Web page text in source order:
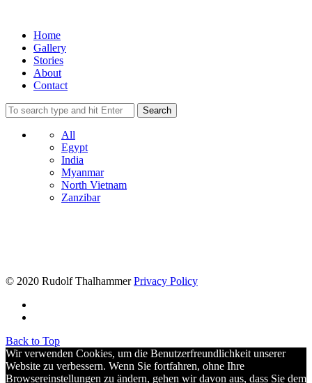
Home
Gallery
Stories
About
Contact
All
Egypt
India
Myanmar
North Vietnam
Zanzibar
© 2020 Rudolf ThalhammerPrivacy Policy
Back to Top
Wir verwenden Cookies, um die Benutzerfreundlichkeit unserer
Website zu verbessern. Wenn Sie fortfahren, ohne Ihre
Browsereinstellungen zu ändern, gehen wir davon aus, dass Sie dem